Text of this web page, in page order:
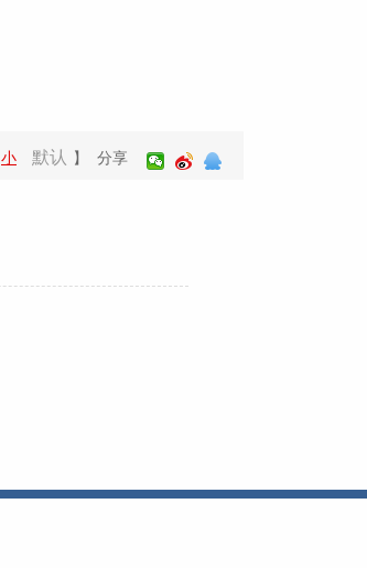
小 默认 】 分享